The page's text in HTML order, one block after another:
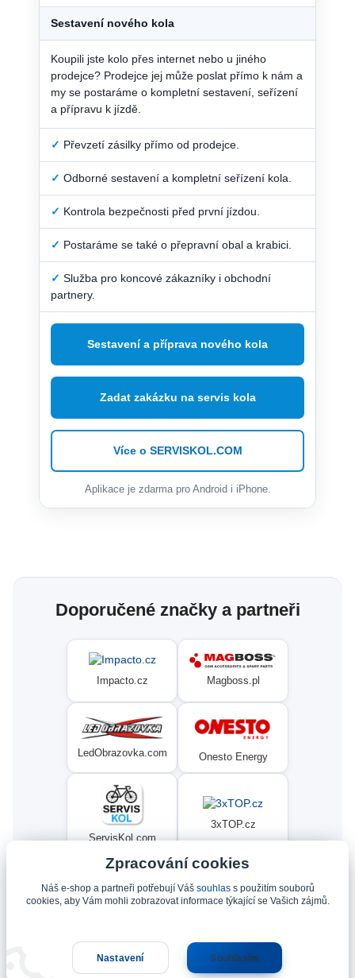
Sestavení nového kola
Koupili jste kolo přes internet nebo u jiného
prodejce? Prodejce jej může poslat přímo k nám a
my se postaráme o kompletní sestavení, seřízení
a přípravu k jízdě.
✓ Převzetí zásilky přímo od prodejce.
✓ Odborné sestavení a kompletní seřízení kola.
✓ Kontrola bezpečnosti před první jízdou.
✓ Postaráme se také o přepravní obal a krabici.
✓ Služba pro koncové zákazníky i obchodní
partnery.
Sestavení a příprava nového kola
Zadat zakázku na servis kola
Více o SERVISKOL.COM
Aplikace je zdarma pro Android i iPhone.
Doporučené značky a partneři
Impacto.cz Magboss.pl
LedObrazovka.com Onesto Energy
ServisKol.com
3xTOP.cz
Condat Ninex.cz
Zpracování cookies
Náš e-shop a partneři potřebují Váš souhlass použitím souborů
cookies, aby Vám mohli zobrazovat informace týkající se Vašich zájmů.
Nastavení Souhlasím